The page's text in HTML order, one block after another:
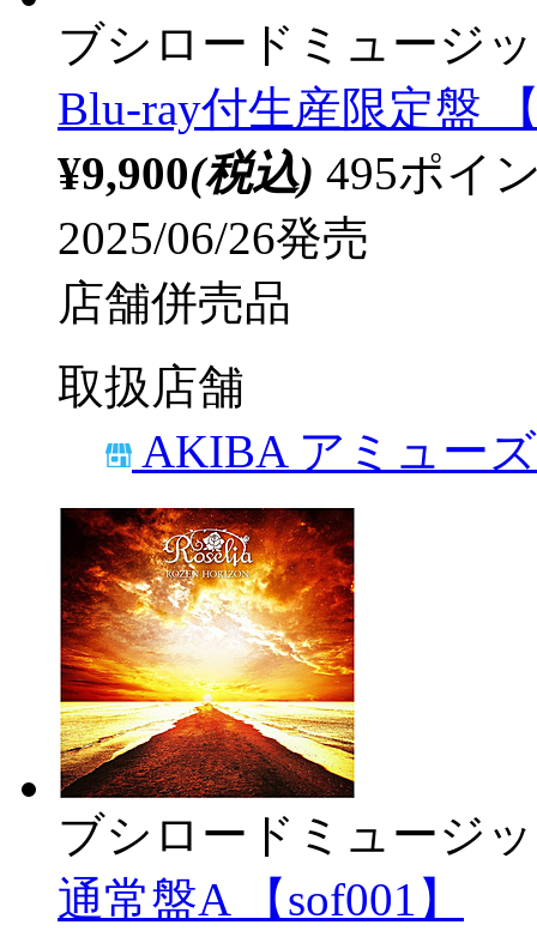
ブシロードミュージ
Blu-ray付生産限定盤
¥9,900(税込) 495ポイ
2025/06/26発売
店舗併売品
取扱店舗
AKIBA アミュー
ブシロードミュージ
通常盤A 【sof001】